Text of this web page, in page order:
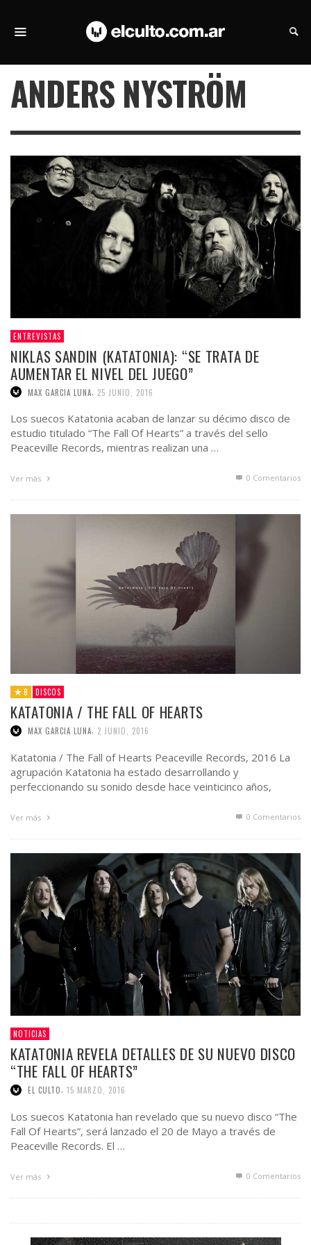
ANDERS NYSTRÖM
ENTREVISTAS
NIKLAS SANDIN (KATATONIA): “SE TRATA DE
AUMENTAR EL NIVEL DEL JUEGO”
MAX GARCIA LUNA 25 JUNIO, 2016
Los suecos Katatonia acaban de lanzar su décimo disco de
estudio titulado “The Fall Of Hearts” a través del sello
Peaceville Records, mientras realizan una …
Ver más 0 Comentarios
8 DISCOS
KATATONIA / THE FALL OF HEARTS
MAX GARCIA LUNA, 2 JUNIO, 2016
Katatonia / The Fall of Hearts Peaceville Records, 2016 La
agrupación Katatonia ha estado desarrollando y
perfeccionando su sonido desde hace veinticinco años,
Ver más 0 Comentarios
NOTICIAS
KATATONIA REVELA DETALLES DE SU NUEVO DISCO
“THE FALL OF HEARTS”
EL CULTO, 15 MARZO, 2016
Los suecos Katatonia han revelado que su nuevo disco “The
Fall Of Hearts”, será lanzado el 20 de Mayo a través de
Peaceville Records. El …
Ver más 0 Comentarios